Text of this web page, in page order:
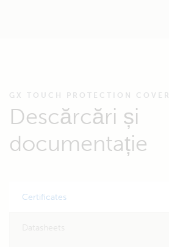
GX TOUCH PROTECTION COVER
Descărcări și
documentație
Certificates